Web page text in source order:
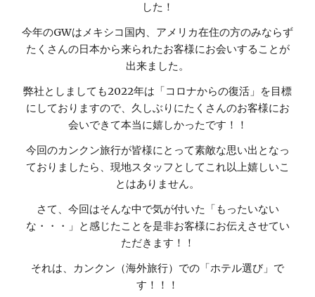
した！
今年のGWはメキシコ国内、アメリカ在住の方のみならず
たくさんの日本から来られたお客様にお会いすることが
出来ました。
弊社としましても2022年は「コロナからの復活」を目標
にしておりますので、久しぶりにたくさんのお客様にお
会いできて本当に嬉しかったです！！
今回のカンクン旅行が皆様にとって素敵な思い出となっ
ておりましたら、現地スタッフとしてこれ以上嬉しいこ
とはありません。
さて、今回はそんな中で気が付いた「もったいない
な・・・」と感じたことを是非お客様にお伝えさせてい
ただきます！！
それは、カンクン（海外旅行）での「ホテル選び」で
す！！！